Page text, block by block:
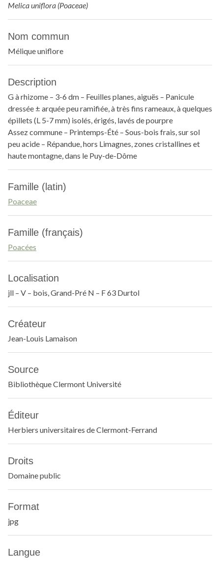
Melica uniflora (Poaceae)
Nom commun
Mélique uniflore
Description
G à rhizome – 3-6 dm – Feuilles planes, aiguës – Panicule
dressée ± arquée peu ramifiée, à très fins rameaux, à quelques
épillets (L 5-7 mm) isolés, érigés, lavés de pourpre
Assez commune – Printemps-Été – Sous-bois frais, sur sol
peu acide – Répandue, hors Limagnes, zones cristallines et
haute montagne, dans le Puy-de-Dôme
Famille (latin)
Poaceae
Famille (français)
Poacées
Localisation
jll – V – bois, Grand-Pré N – F 63 Durtol
Créateur
Jean-Louis Lamaison
Source
Bibliothèque Clermont Université
Éditeur
Herbiers universitaires de Clermont-Ferrand
Droits
Domaine public
Format
jpg
Langue